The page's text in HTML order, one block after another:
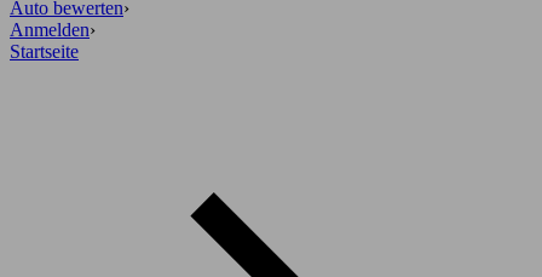
Auto bewerten›
Anmelden›
Startseite